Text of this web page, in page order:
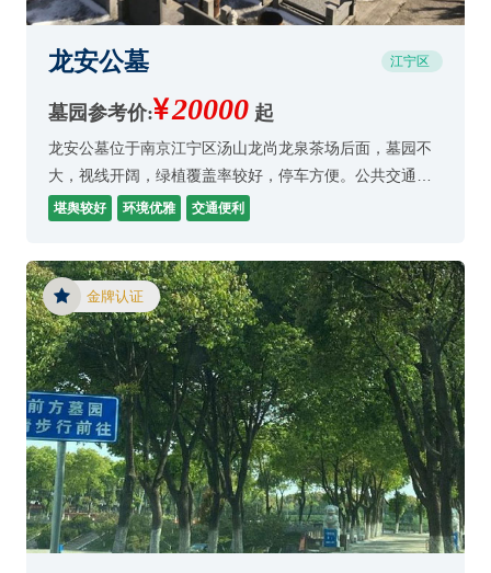
龙安公墓 江宁区
墓园参考价: 20000 起
龙安公墓位于南京江宁区汤山龙尚龙泉茶场后面，墓园不
大，视线开阔，绿植覆盖率较好，停车方便。公共交通一
般，墓穴整体价格较低，墓园环境优美。
堪舆较好 环境优雅 交通便利
金牌认证